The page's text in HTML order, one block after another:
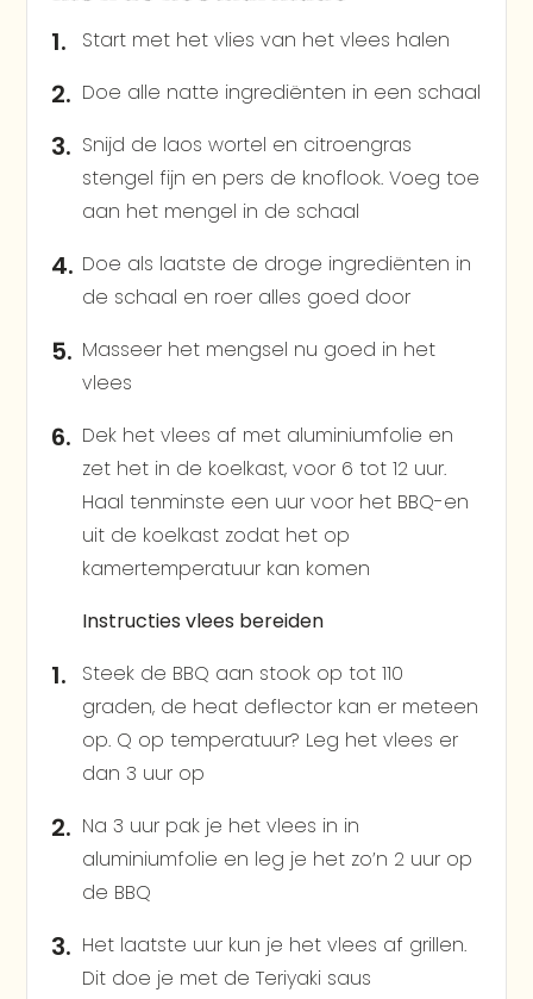
Start met het vlies van het vlees halen
Doe alle natte ingrediënten in een schaal
Snijd de laos wortel en citroengras
stengel fijn en pers de knoflook. Voeg toe
aan het mengel in de schaal
Doe als laatste de droge ingrediënten in
de schaal en roer alles goed door
Masseer het mengsel nu goed in het
vlees
Dek het vlees af met aluminiumfolie en
zet het in de koelkast, voor 6 tot 12 uur.
Haal tenminste een uur voor het BBQ-en
uit de koelkast zodat het op
kamertemperatuur kan komen
Instructies vlees bereiden
Steek de BBQ aan stook op tot 110
graden, de heat deflector kan er meteen
op. Q op temperatuur? Leg het vlees er
dan 3 uur op
Na 3 uur pak je het vlees in in
aluminiumfolie en leg je het zo’n 2 uur op
de BBQ
Het laatste uur kun je het vlees af grillen.
Dit doe je met de Teriyaki saus